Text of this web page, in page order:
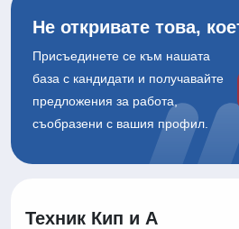
Не откривате това,
Присъединете се към нашата
база с кандидати и получавайте
предложения за работа,
съобразени с вашия профил.
Техник Кип и А